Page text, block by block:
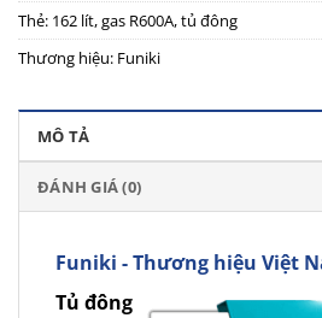
Thẻ: 162 lít,gas R600A,tủ đông
Thương hiệu: Funiki
MÔ TẢ
ĐÁNH GIÁ (0)
Funiki - Thương hiệu Việt
Tủ đông